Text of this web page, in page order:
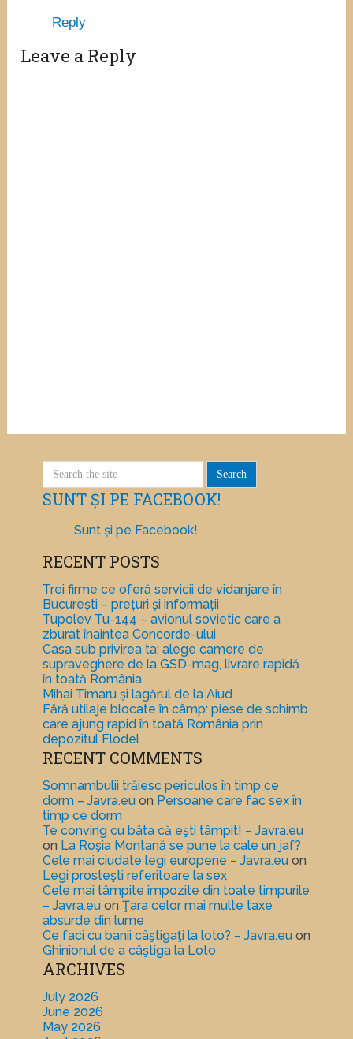
Reply
Leave a Reply
SUNT ȘI PE FACEBOOK!
Sunt și pe Facebook!
RECENT POSTS
Trei firme ce oferă servicii de vidanjare în
București – prețuri și informații
Tupolev Tu-144 – avionul sovietic care a
zburat înaintea Concorde-ului
Casa sub privirea ta: alege camere de
supraveghere de la GSD-mag, livrare rapidă
în toată România
Mihai Timaru și lagărul de la Aiud
Fără utilaje blocate în câmp: piese de schimb
care ajung rapid în toată România prin
depozitul Flodel
RECENT COMMENTS
Somnambulii trăiesc periculos în timp ce
dorm – Javra.euon Persoane care fac sex în
timp ce dorm
Te conving cu bâta că eşti tâmpit! – Javra.eu
on La Roşia Montană se pune la cale un jaf?
Cele mai ciudate legi europene – Javra.euon
Legi prosteşti referitoare la sex
Cele mai tâmpite impozite din toate timpurile
– Javra.euon Ţara celor mai multe taxe
absurde din lume
Ce faci cu banii câştigaţi la loto? – Javra.euon
Ghinionul de a câştiga la Loto
ARCHIVES
July 2026
June 2026
May 2026